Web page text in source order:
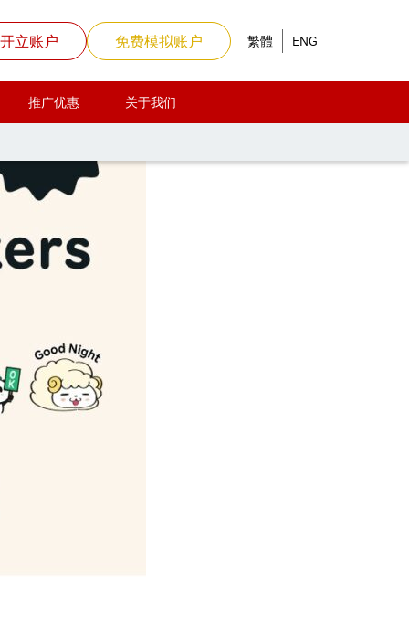
开立账户 免费模拟账户 繁體 ENG
推广优惠 关于我们